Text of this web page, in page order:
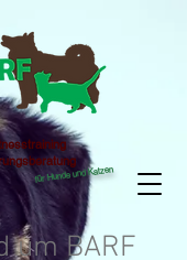
für Hunde und Katzen
um BARF